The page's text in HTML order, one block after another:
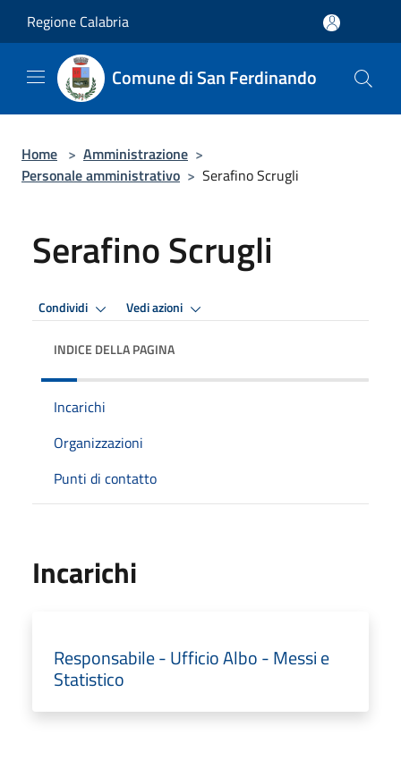
Regione Calabria
Comune di San Ferdinando
Home > Amministrazione >
Personale amministrativo > Serafino Scrugli
Serafino Scrugli
Condividi Vedi azioni
INDICE DELLA PAGINA
Incarichi
Organizzazioni
Punti di contatto
Incarichi
Responsabile - Ufficio Albo - Messi e
Statistico